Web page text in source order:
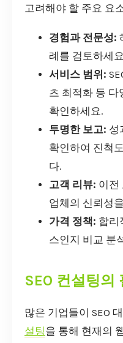
고려해야 할 주요 요
경험과 전문성:
례를 검토하세
서비스 범위:
츠 최적화 등 다
확인하세요.
투명한 보고: 성
확인하여 진척
다.
고객 리뷰: 이전
업체의 신뢰성
가격 정책: 합리
스인지 비교 분
SEO 컨설팅의
많은 기업들이 SEO
설팅을 통해 현재의